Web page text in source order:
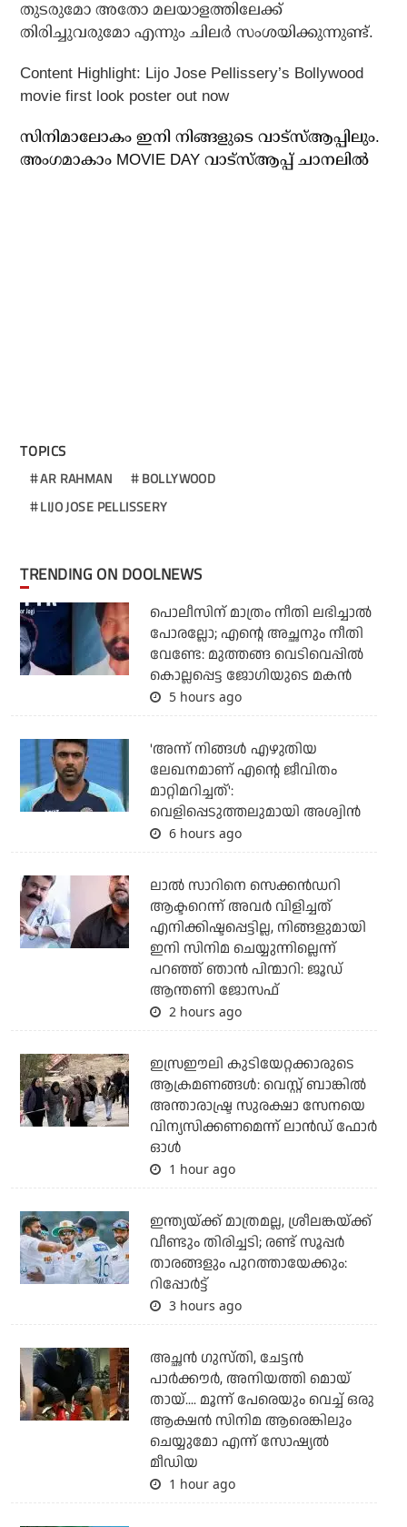
തുടരുമോ അതോ മലയാളത്തിലേക്ക്
തിരിച്ചുവരുമോ എന്നും ചിലര്‍ സംശയിക്കുന്നുണ്ട്.
Content Highlight: Lijo Jose Pellissery’s Bollywood
movie first look poster out now
സിനിമാലോകം ഇനി നിങ്ങളുടെ വാട്സ്ആപ്പിലും.
അം​ഗമാകാം MOVIE DAY വാട്സ്ആപ്പ് ചാനലിൽ
TOPICS
AR RAHMAN
BOLLYWOOD
LIJO JOSE PELLISSERY
TRENDING ON DOOLNEWS
പൊലീസിന് മാത്രം നീതി ലഭിച്ചാല്‍
പോരല്ലോ; എന്റെ അച്ഛനും നീതി
വേണ്ടേ: മുത്തങ്ങ വെടിവെപ്പില്‍
കൊല്ലപ്പെട്ട ജോഗിയുടെ മകന്‍
5 hours ago
'അന്ന് നിങ്ങള്‍ എഴുതിയ
ലേഖനമാണ് എന്റെ ജീവിതം
മാറ്റിമറിച്ചത്':
വെളിപ്പെടുത്തലുമായി അശ്വിന്‍
6 hours ago
ലാല്‍ സാറിനെ സെക്കന്‍ഡറി
ആക്ടറെന്ന് അവര്‍ വിളിച്ചത്
എനിക്കിഷ്ടപ്പെട്ടില്ല, നിങ്ങളുമായി
ഇനി സിനിമ ചെയ്യുന്നില്ലെന്ന്
പറഞ്ഞ് ഞാന്‍ പിന്മാറി: ജൂഡ്
ആന്തണി ജോസഫ്
2 hours ago
ഇസ്രഈലി കുടിയേറ്റക്കാരുടെ
ആക്രമണങ്ങള്‍: വെസ്റ്റ് ബാങ്കില്‍
അന്താരാഷ്ട്ര സുരക്ഷാ സേനയെ
വിന്യസിക്കണമെന്ന് ലാന്‍ഡ് ഫോര്‍
ഓള്‍
1 hour ago
ഇന്ത്യയ്ക്ക് മാത്രമല്ല, ശ്രീലങ്കയ്ക്ക്
വീണ്ടും തിരിച്ചടി; രണ്ട് സൂപ്പര്‍
താരങ്ങളും പുറത്തായേക്കും:
റിപ്പോര്‍ട്ട്
3 hours ago
അച്ഛന്‍ ഗുസ്തി, ചേട്ടന്‍
പാര്‍ക്കൗര്‍, അനിയത്തി മൊയ്
തായ്.... മൂന്ന് പേരെയും വെച്ച് ഒരു
ആക്ഷന്‍ സിനിമ ആരെങ്കിലും
ചെയ്യുമോ എന്ന് സോഷ്യല്‍
മീഡിയ
1 hour ago